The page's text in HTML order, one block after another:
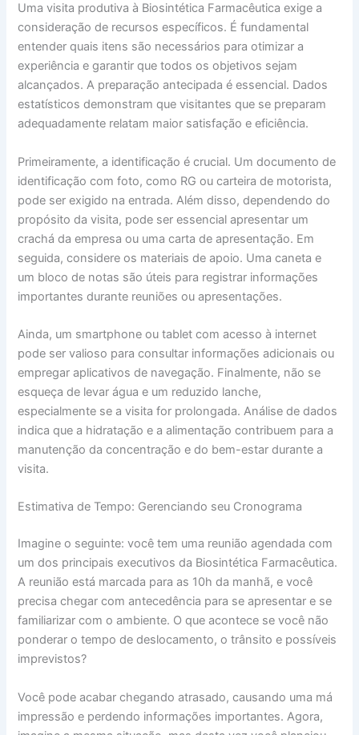
Uma visita produtiva à Biosintética Farmacêutica exige a
consideração de recursos específicos. É fundamental
entender quais itens são necessários para otimizar a
experiência e garantir que todos os objetivos sejam
alcançados. A preparação antecipada é essencial. Dados
estatísticos demonstram que visitantes que se preparam
adequadamente relatam maior satisfação e eficiência.
Primeiramente, a identificação é crucial. Um documento de
identificação com foto, como RG ou carteira de motorista,
pode ser exigido na entrada. Além disso, dependendo do
propósito da visita, pode ser essencial apresentar um
crachá da empresa ou uma carta de apresentação. Em
seguida, considere os materiais de apoio. Uma caneta e
um bloco de notas são úteis para registrar informações
importantes durante reuniões ou apresentações.
Ainda, um smartphone ou tablet com acesso à internet
pode ser valioso para consultar informações adicionais ou
empregar aplicativos de navegação. Finalmente, não se
esqueça de levar água e um reduzido lanche,
especialmente se a visita for prolongada. Análise de dados
indica que a hidratação e a alimentação contribuem para a
manutenção da concentração e do bem-estar durante a
visita.
Estimativa de Tempo: Gerenciando seu Cronograma
Imagine o seguinte: você tem uma reunião agendada com
um dos principais executivos da Biosintética Farmacêutica.
A reunião está marcada para as 10h da manhã, e você
precisa chegar com antecedência para se apresentar e se
familiarizar com o ambiente. O que acontece se você não
ponderar o tempo de deslocamento, o trânsito e possíveis
imprevistos?
Você pode acabar chegando atrasado, causando uma má
impressão e perdendo informações importantes. Agora,